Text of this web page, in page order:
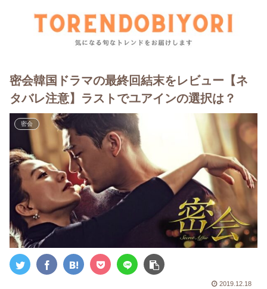
密会韓国ドラマの最終回結末をレビュー【ネ
タバレ注意】ラストでユアインの選択は？
密会
2019.12.18